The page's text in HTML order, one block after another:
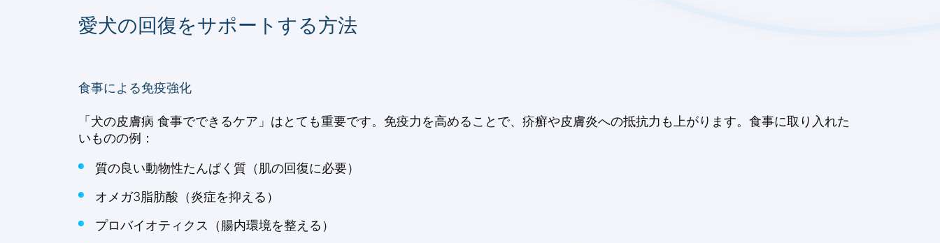
愛犬の回復をサポートする方法
食事による免疫強化
「犬の皮膚病 食事でできるケア」はとても重要です。免疫力を高めることで、疥癬や皮膚炎への抵抗力も上がります。食事に取り入れた
いものの例：
質の良い動物性たんぱく質（肌の回復に必要）
オメガ3脂肪酸（炎症を抑える）
プロバイオティクス（腸内環境を整える）